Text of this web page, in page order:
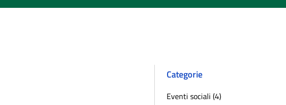
Categorie
Eventi sociali (4)